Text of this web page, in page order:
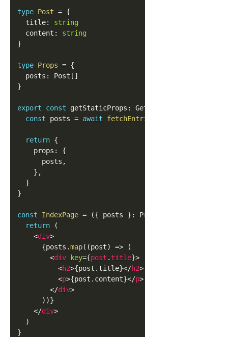
type Post = {
  title
:
string
  content
:
string
}
type Props = {
  posts
: Post [ ]
}
export const getStaticProps : GetStaticProps
const posts = await fetchEntries
return {
    props
:
{
      posts
,
} ,
}
}
const IndexPage = ({ posts } : Props
return
(
<div>
{posts .map( (post) =>
(
<div key={post .title}>
<h2>{post .title}</h2>
<p>{post . content}</p>
</div>
) )}
</div>
)
}